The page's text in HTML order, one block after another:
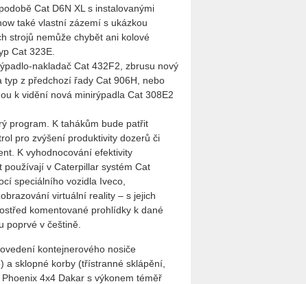
Cat D6N XL s instalovanými
také vlastní zázemí s ukázkou
strojů nemůže chybět ani kolové
Cat 323E.
nakladač Cat 432F2, zbrusu nový
z předchozí řady Cat 906H, nebo
k vidění nová minirýpadla Cat 308E2
program. K tahákům bude patřit
pro zvýšení produktivity dozerů či
K vyhodnocování efektivity
v Caterpillar systém Cat
speciálního vozidla Iveco,
virtuální reality – s jejich
komentované prohlídky k dané
poprvé v češtině.
kontejnerového nosiče
a sklopné korby (třístranné sklápění,
4x4 Dakar s výkonem téměř